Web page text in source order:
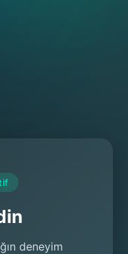
deneyim